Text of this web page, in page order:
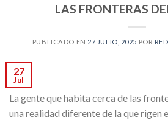
LAS FRONTERAS
PUBLICADO EN 27 JULIO, 2025 POR
27
Jul
La gente que habita cerca de las
una realidad diferente de la que rigen